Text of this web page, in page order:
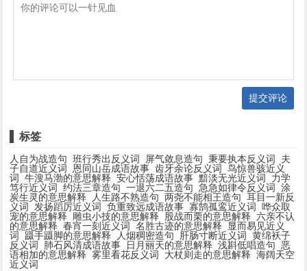
提交评论
标签
人自为战造句 班行秀出反义词 屏气敛息造句 秉要执本反义词
夫
子自道近义词
恩同山岳成语故事 齿牙余论反义词
鸟惊兽骇近义
词
牛溲马渤的意思解释 安心恬荡成语故事 黯淡无光近义词
力学
笃行近义词
约法三章造句 一退六二五造句 急急如律令反义词
涂
炭生灵的意思解释
人生路不熟造句 两尧不能相王造句
耳目一新反
义词
发扬蹈厉近义词 负重致远成语故事 寡鹄孤鸾近义词
哗众取
宠的意思解释
雕虫小技的意思解释 股战而栗的意思解释
六亲不认
的意思解释
春宵一刻近义词 名胜古迹的意思解释
显而易见近义
词
蹑手蹑脚的意思解释 人烟稠密造句 肝肠寸断近义词
黄绵袄子
反义词
肺石风清成语故事 日月丽天的意思解释 浅斟低唱造句
恶
语相加的意思解释
雾里看花反义词 大杖则走的意思解释
海阔天空
近义词